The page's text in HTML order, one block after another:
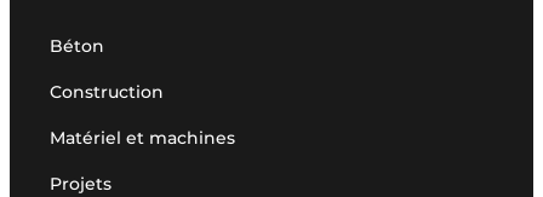
Béton
Construction
Matériel et machines
Projets